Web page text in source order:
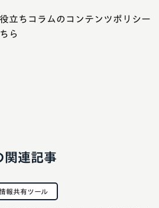
立ちコラムのコンテンツポリシー
ら
関連記事
報共有ツール